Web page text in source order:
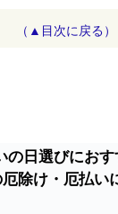
（▲目次に戻る）
の日選びにおす
除け・厄払い